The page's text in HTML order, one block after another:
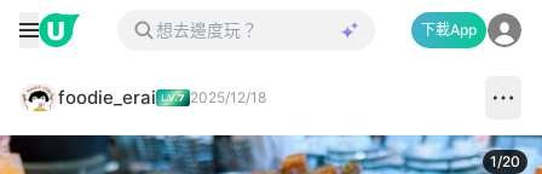
下載App
foodie_erai 2025/12/18
1/20